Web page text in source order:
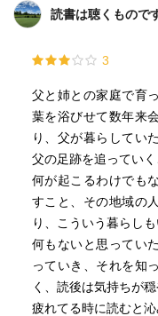
読書は聴くもので
3
父と姉との家庭で育
葉を浴びせて数年来
り、父が暮らしてい
父の足跡を追っていく
何が起こるわけでも
すこと、その地域の
り、こういう暮らし
何もないと思ってい
っていき、それを知
く、読後は気持ちが穏
疲れてる時に読むと沁